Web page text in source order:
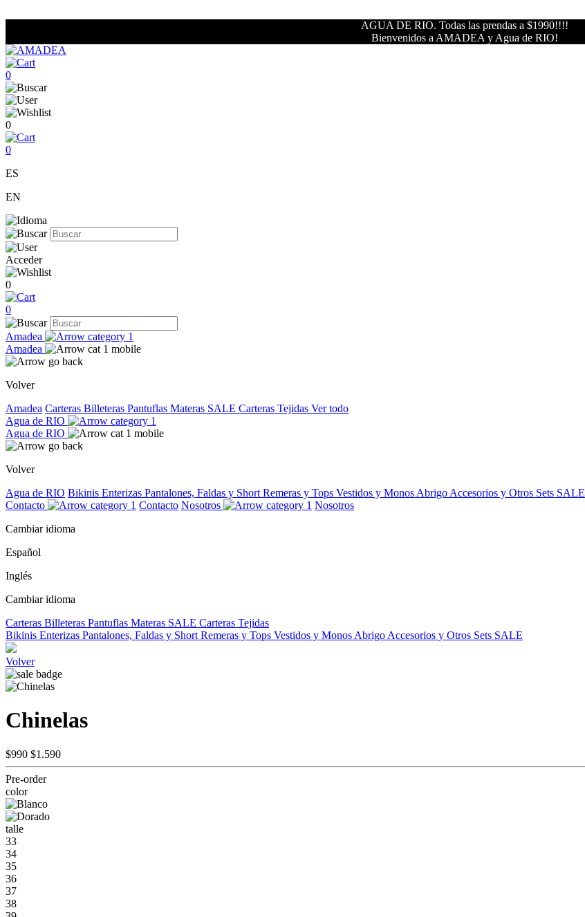
AGUA DE RIO. Todas las prendas a $1990!!!!
Bienvenidos a AMADEA y Agua de RIO!
0
0
0
ES
EN
Acceder
0
0
Amadea
Amadea
Volver
Amadea Carteras Billeteras Pantuflas Materas SALE Carteras Tejidas Ver todo
Agua de RIO
Agua de RIO
Volver
Agua de RIO Bikinis Enterizas Pantalones, Faldas y Short Remeras y Tops Vestidos y Monos Abrigo Accesorios y Otros Sets SALE
Contacto
Contacto Nosotros
Nosotros
Cambiar idioma
Español
Inglés
Cambiar idioma
Carteras Billeteras Pantuflas Materas SALE Carteras Tejidas
Bikinis Enterizas Pantalones, Faldas y Short Remeras y Tops Vestidos y Monos Abrigo Accesorios y Otros Sets SALE
Volver
Chinelas
$990 $1.590
Pre-order
color
talle
33
34
35
36
37
38